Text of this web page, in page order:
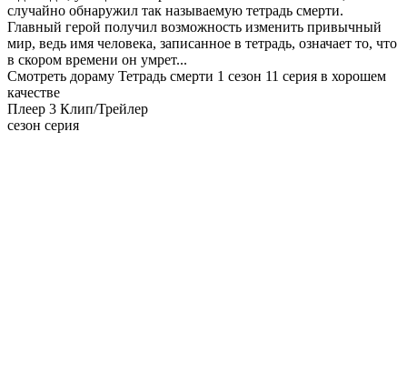
случайно обнаружил так называемую тетрадь смерти.
Главный герой получил возможность изменить привычный
мир, ведь имя человека, записанное в тетрадь, означает то, что
в скором времени он умрет...
Смотреть дораму Тетрадь смерти 1 сезон 11 серия в хорошем
качестве
Плеер 3 Клип/Трейлер
сезон серия